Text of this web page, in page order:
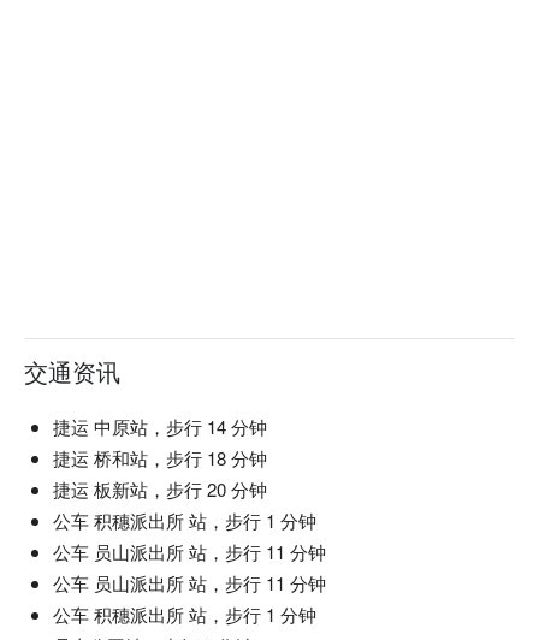
交通资讯
捷运 中原站，步行 14 分钟
捷运 桥和站，步行 18 分钟
捷运 板新站，步行 20 分钟
公车 积穗派出所 站，步行 1 分钟
公车 员山派出所 站，步行 11 分钟
公车 员山派出所 站，步行 11 分钟
公车 积穗派出所 站，步行 1 分钟